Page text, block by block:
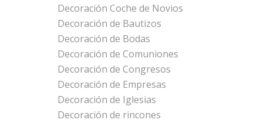
Decoración Coche de Novios
Decoración de Bautizos
Decoración de Bodas
Decoración de Comuniones
Decoración de Congresos
Decoración de Empresas
Decoración de Iglesias
Decoración de rincones